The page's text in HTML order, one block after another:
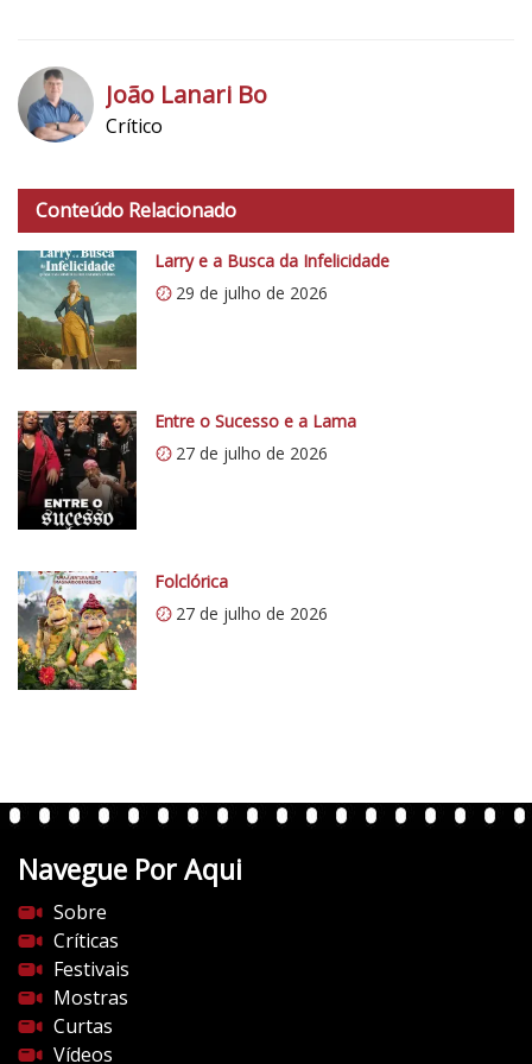
t
p
s
:
/
/
0
.
w
p
.
o
m
/
v
e
n
e
d
o
c
i
n
João Lanari Bo
Crítico
Conteúdo Relacionado
Larry e a Busca da Infelicidade
29 de julho de 2026
Entre o Sucesso e a Lama
27 de julho de 2026
Folclórica
27 de julho de 2026
Navegue Por Aqui
Sobre
Críticas
Festivais
Mostras
Curtas
Vídeos